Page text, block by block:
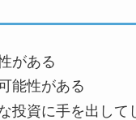
がある
能性がある
投資に手を出して